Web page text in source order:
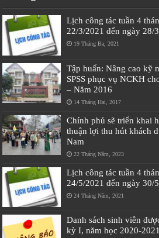
Lịch công tác tuần 4
22/3/2021 đến ngày 28/
19 Tháng Ba, 2021
Tập huấn: Nâng cao kỹ
SPSS phục vụ NCKH
– Năm 2016
14 Tháng Hai, 2017
Chính phủ sẽ triển khai
thuận lợi thu hút khách
Nam
22 Tháng Năm, 2023
Lịch công tác tuần 4
24/5/2021 đến ngày 30/
24 Tháng Năm, 2021
Danh sách sinh viên
kỳ I, năm học 2020-2021